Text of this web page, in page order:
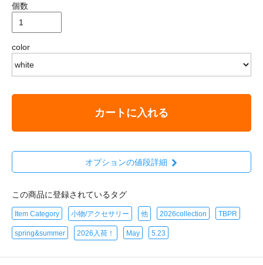
個数
color
カートに入れる
オプションの値段詳細
この商品に登録されているタグ
Item Category 小物/アクセサリー 他 2026collection TBPR
spring&summer 2026入荷！ May 5.23